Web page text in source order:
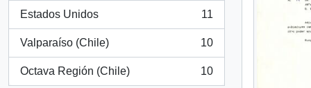
Estados Unidos
, 11 results
11
Valparaíso (Chile)
, 10 results
10
Octava Región (Chile)
, 10 results
10